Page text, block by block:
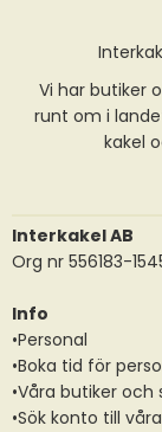
Vi har butiker
runt om i
kakel
Interkakel AB
Org nr 556183-
Info
•Personal
•Boka tid för
•Våra butiker och
•Sök konto till